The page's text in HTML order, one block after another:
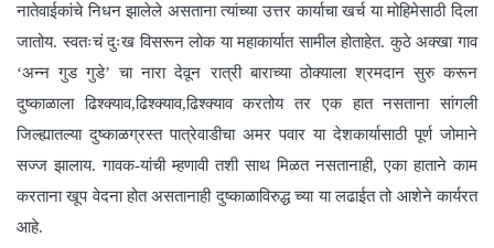
नातेवाईकांचे निधन झालेले असताना त्यांच्या उत्तर कार्याचा खर्च या मोहिमेसाठी दिला
जातोय. स्वतःचं दुःख विसरून लोक या महाकार्यात सामील होताहेत. कुठे अक्खा गाव
‘अन्न गुड गुडे’ चा नारा देवून रात्री बाराच्या ठोक्याला श्रमदान सुरु करून
दुष्काळाला ढिश्क्याव,ढिश्क्याव,ढिश्क्याव करतोय तर एक हात नसताना सांगली
जिल्ह्यातल्या दुष्काळग्रस्त पात्रेवाडीचा अमर पवार या देशकार्यासाठी पूर्ण जोमाने
सज्ज झालाय. गावक-यांची म्हणावी तशी साथ मिळत नसतानाही, एका हाताने काम
करताना खूप वेदना होत असतानाही दुष्काळाविरुद्ध च्या या लढाईत तो आशेने कार्यरत
आहे.